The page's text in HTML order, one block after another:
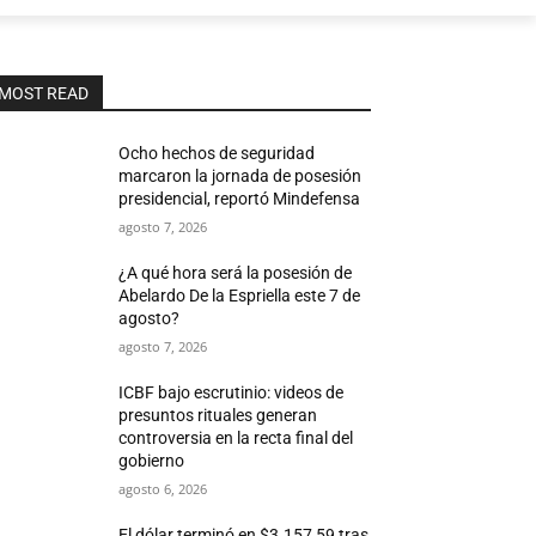
MOST READ
Ocho hechos de seguridad
marcaron la jornada de posesión
presidencial, reportó Mindefensa
agosto 7, 2026
¿A qué hora será la posesión de
Abelardo De la Espriella este 7 de
agosto?
agosto 7, 2026
ICBF bajo escrutinio: videos de
presuntos rituales generan
controversia en la recta final del
gobierno
agosto 6, 2026